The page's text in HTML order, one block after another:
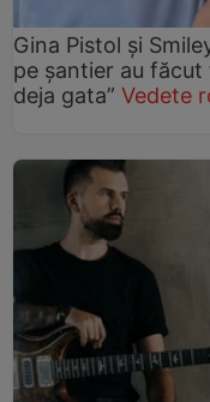
Gina Pistol și
pe șantier au
deja gata” Vedete